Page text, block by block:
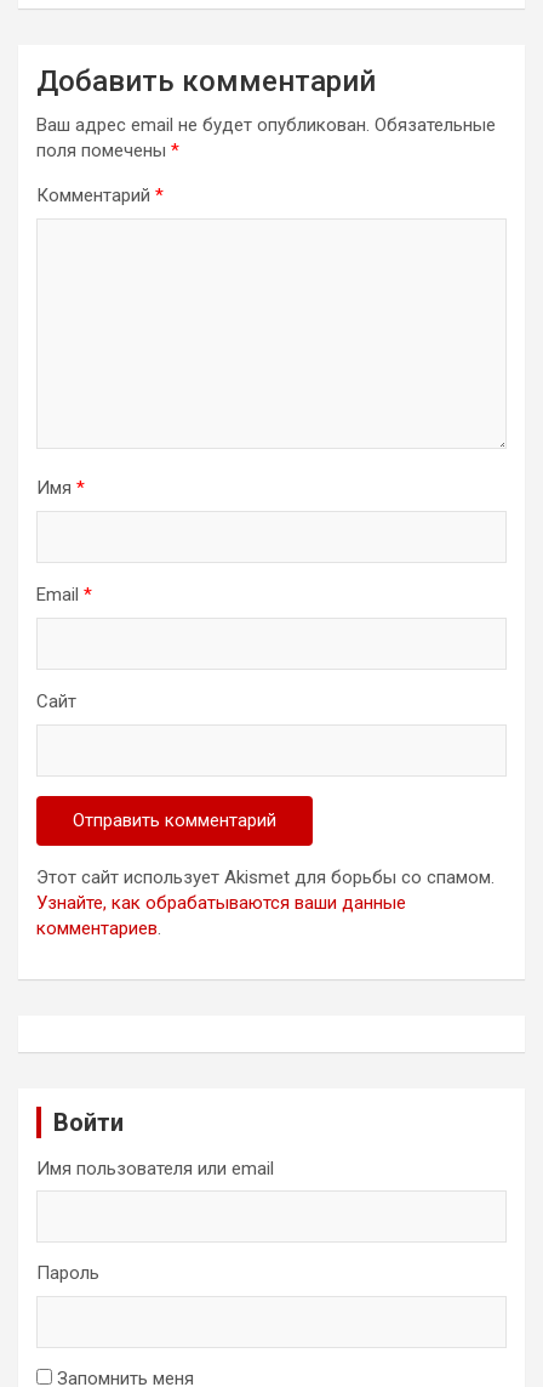
Добавить комментарий
Ваш адрес email не будет опубликован. Обязательные
поля помечены *
Комментарий *
Имя *
Email *
Сайт
Этот сайт использует Akismet для борьбы со спамом.
Узнайте, как обрабатываются ваши данные
комментариев.
Войти
Имя пользователя или email
Пароль
Запомнить меня